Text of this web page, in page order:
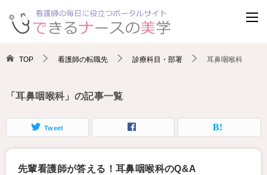
TOP 看護師の転職先 診療科目・部署 耳鼻咽喉科
「耳鼻咽喉科」の記事一覧
Tweet
先輩看護師が答える！耳鼻咽喉科のQ&A